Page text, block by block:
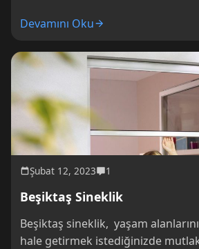
Devamını Oku
Şubat 12, 2023 1
Beşiktaş Sineklik
Beşiktaş sineklik, yaşam
hale getirmek istediğinizde